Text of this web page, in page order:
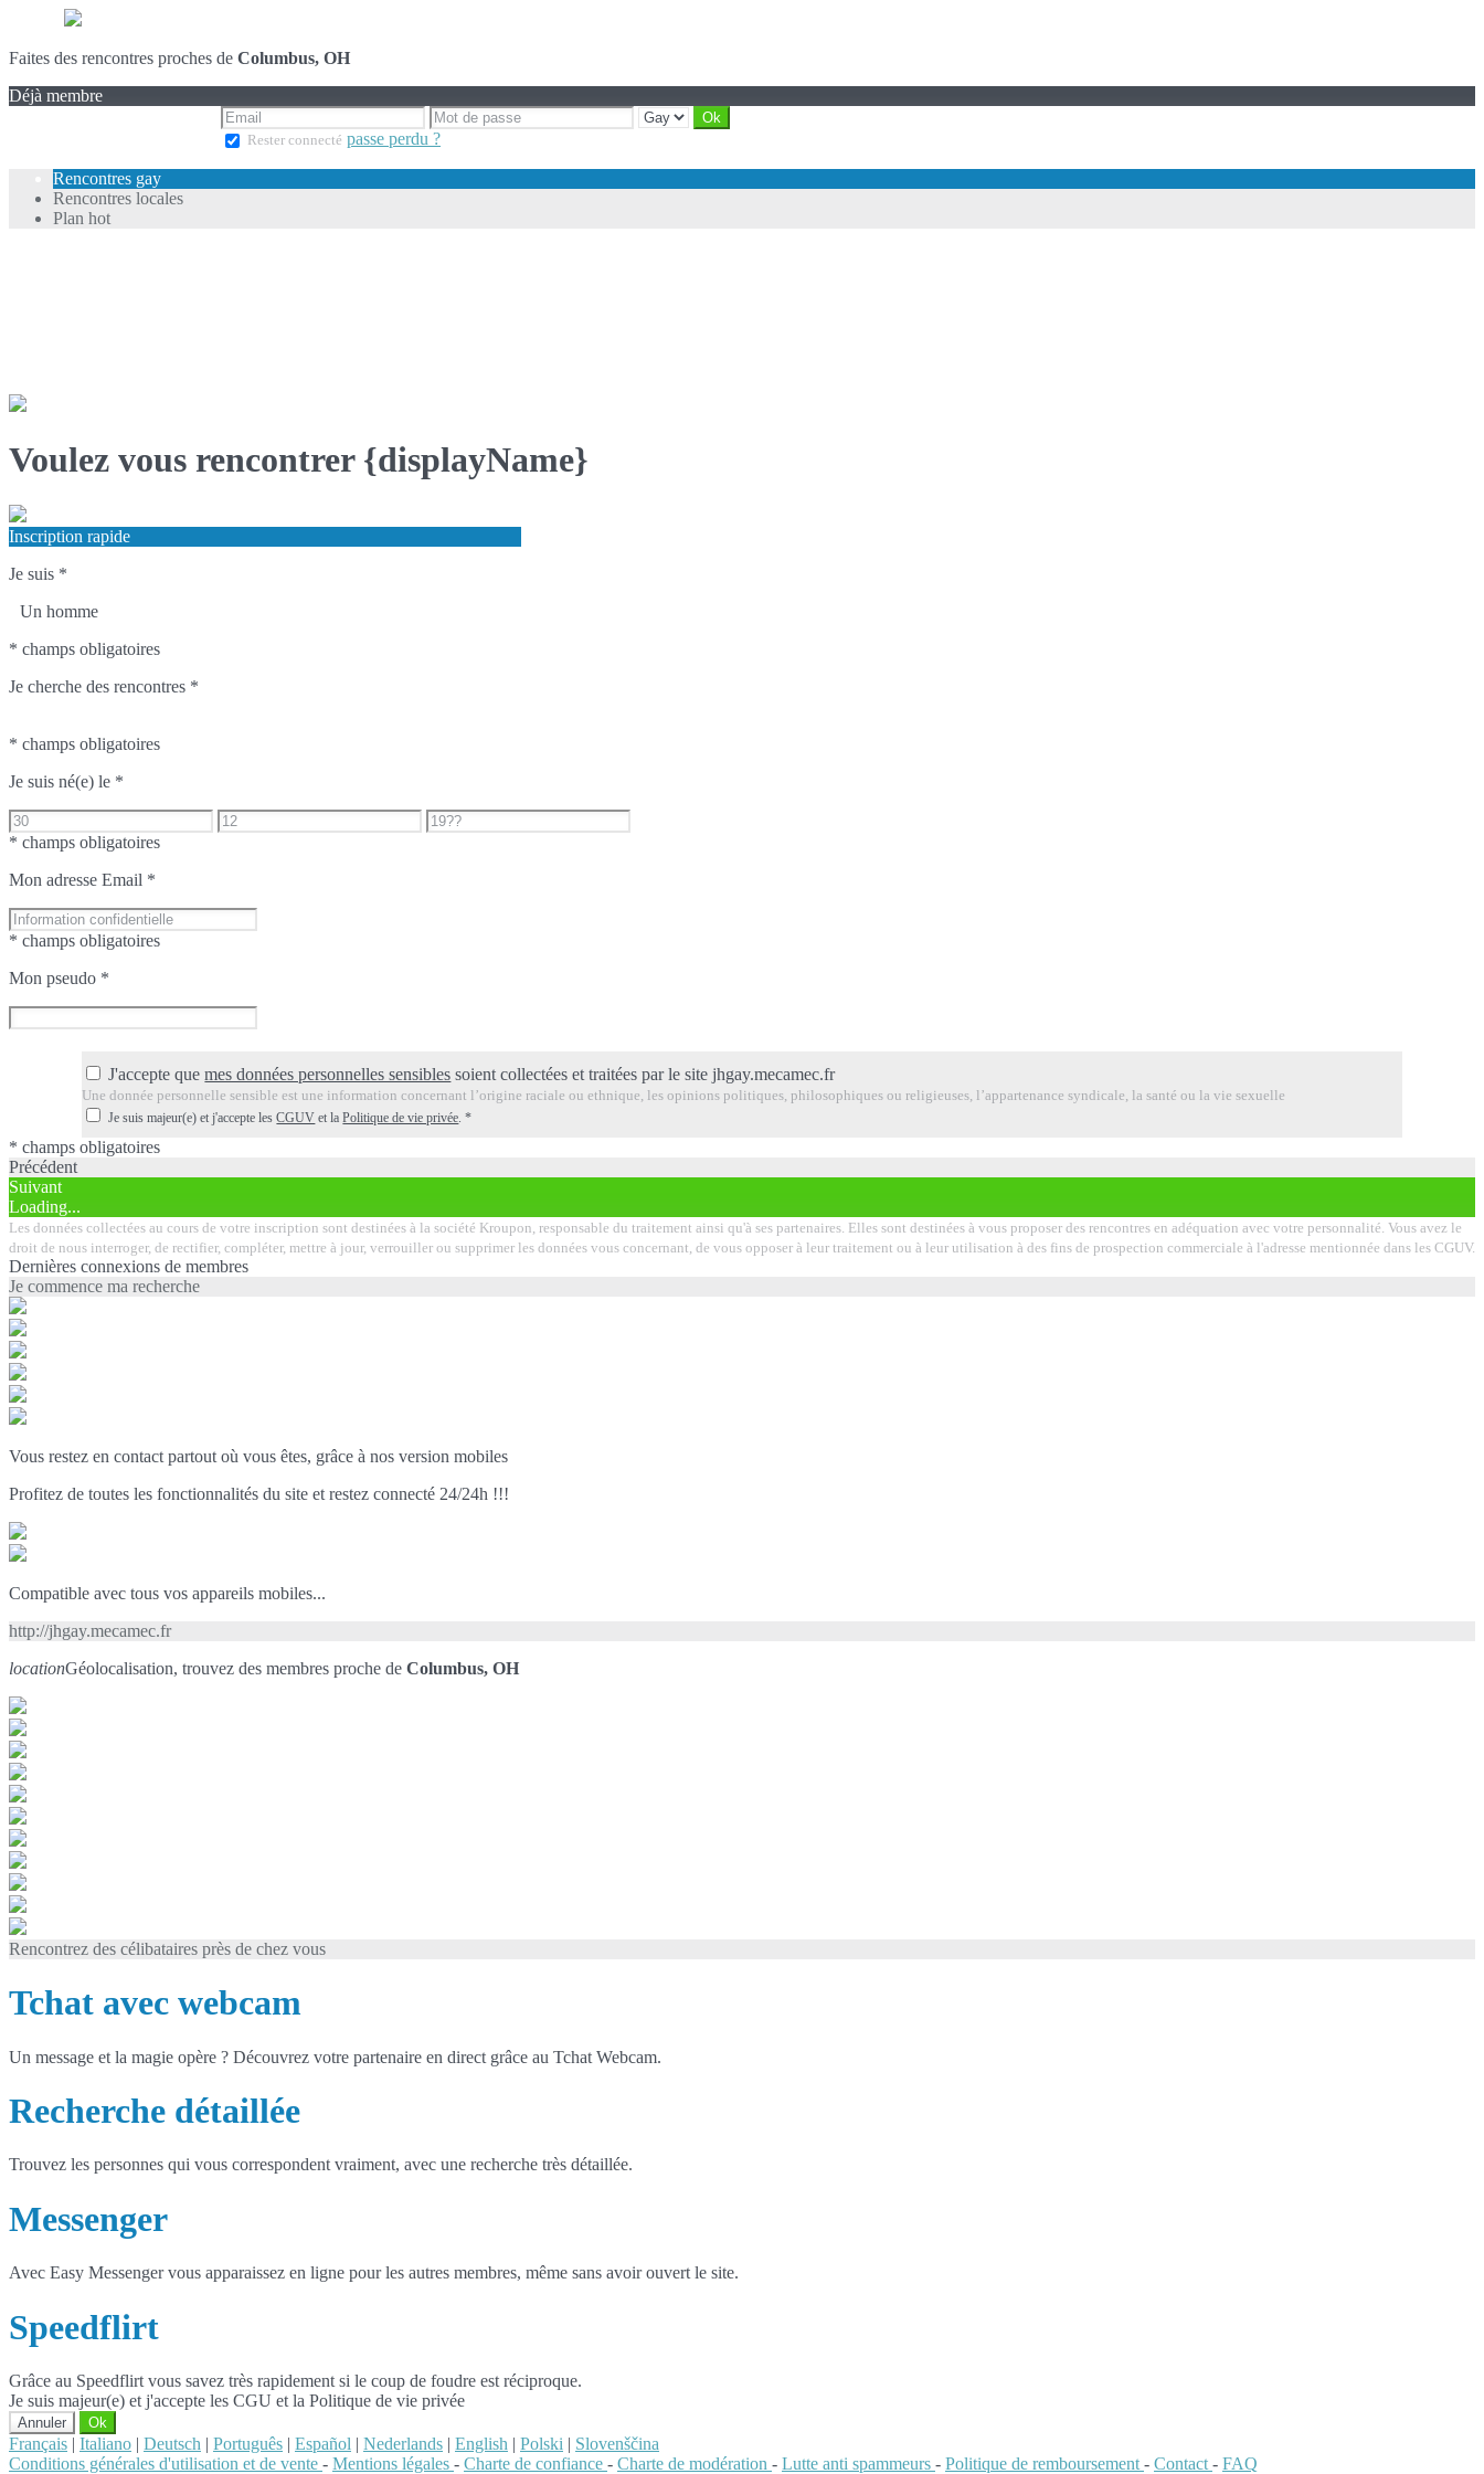
Faites des rencontres proches de Columbus, OH
Déjà membre
Rester connecté passe perdu ?
Rencontres gay
Rencontres locales
Plan hot
Voulez vous rencontrer {displayName}
Inscription rapide
Je suis *
Un homme
* champs obligatoires
Je cherche des rencontres *
* champs obligatoires
Je suis né(e) le *
* champs obligatoires
Mon adresse Email *
* champs obligatoires
Mon pseudo *
J'accepte quemes données personnelles sensibles soient collectées et traitées par le site jhgay.mecamec.fr
Une donnée personnelle sensible est une information concernant l’origine raciale ou ethnique, les opinions politiques, philosophiques ou religieuses, l’appartenance syndicale, la santé ou la vie sexuelle
Je suis majeur(e) et j'accepte lesCGUV et laPolitique de vie privée .*
* champs obligatoires
Précédent
Suivant
Loading...
Les données collectées au cours de votre inscription sont destinées à la société Kroupon, responsable du traitement ainsi qu'à ses partenaires. Elles sont destinées à vous proposer des rencontres en adéquation avec votre personnalité. Vous avez le
droit de nous interroger, de rectifier, compléter, mettre à jour, verrouiller ou supprimer les données vous concernant, de vous opposer à leur traitement ou à leur utilisation à des fins de prospection commerciale à l'adresse mentionnée dans les CGUV.
Dernières connexions de membres
Je commence ma recherche
Vous restez en contact partout où vous êtes, grâce à nos version mobiles
Profitez de toutes les fonctionnalités du site et restez connecté 24/24h !!!
Compatible avec tous vos appareils mobiles...
http://jhgay.mecamec.fr
locationGéolocalisation, trouvez des membres proche de Columbus, OH
Rencontrez des célibataires près de chez vous
Tchat avec webcam
Un message et la magie opère ? Découvrez votre partenaire en direct grâce au Tchat Webcam.
Recherche détaillée
Trouvez les personnes qui vous correspondent vraiment, avec une recherche très détaillée.
Messenger
Avec Easy Messenger vous apparaissez en ligne pour les autres membres, même sans avoir ouvert le site.
Speedflirt
Grâce au Speedflirt vous savez très rapidement si le coup de foudre est réciproque.
Je suis majeur(e) et j'accepte les CGU et la Politique de vie privée
Annuler Ok
Français | Italiano | Deutsch | Português | Español | Nederlands | English | Polski | Slovenščina
Conditions générales d'utilisation et de vente - Mentions légales - Charte de confiance - Charte de modération - Lutte anti spammeurs - Politique de remboursement - Contact - FAQ